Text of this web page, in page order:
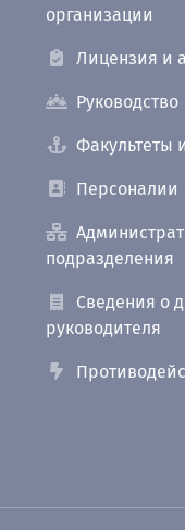
организации
Лицензия и
Руководство
Факультеты
Персоналии
подразделения
Сведения о
руководителя